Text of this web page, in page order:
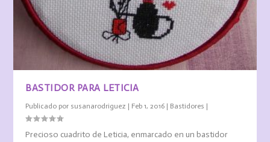
BASTIDOR PARA LETICIA
Publicado por susanarodriguez | Feb 1, 2016 | Bastidores |
Precioso cuadrito de Leticia, enmarcado en un bastidor